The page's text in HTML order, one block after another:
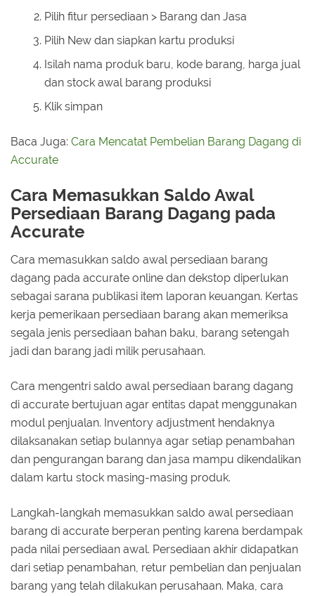
Pilih fitur persediaan > Barang dan Jasa
Pilih New dan siapkan kartu produksi
Isilah nama produk baru, kode barang, harga jual
dan stock awal barang produksi
Klik simpan
Baca Juga: Cara Mencatat Pembelian Barang Dagang di
Accurate
Cara Memasukkan Saldo Awal
Persediaan Barang Dagang pada
Accurate
Cara memasukkan saldo awal persediaan barang
dagang pada accurate online dan dekstop diperlukan
sebagai sarana publikasi item laporan keuangan. Kertas
kerja pemerikaan persediaan barang akan memeriksa
segala jenis persediaan bahan baku, barang setengah
jadi dan barang jadi milik perusahaan.
Cara mengentri saldo awal persediaan barang dagang
di accurate bertujuan agar entitas dapat menggunakan
modul penjualan. Inventory adjustment hendaknya
dilaksanakan setiap bulannya agar setiap penambahan
dan pengurangan barang dan jasa mampu dikendalikan
dalam kartu stock masing-masing produk.
Langkah-langkah memasukkan saldo awal persediaan
barang di accurate berperan penting karena berdampak
pada nilai persediaan awal. Persediaan akhir didapatkan
dari setiap penambahan, retur pembelian dan penjualan
barang yang telah dilakukan perusahaan. Maka, cara